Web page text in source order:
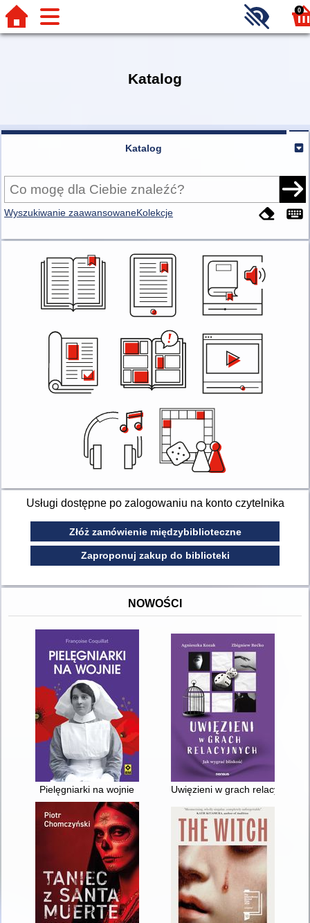
0
Katalog
Katalog
Wyszukiwanie zaawansowaneKolekcje
Usługi dostępne po zalogowaniu na konto czytelnika
Złóż zamówienie międzybiblioteczne
Zaproponuj zakup do biblioteki
NOWOŚCI
Pielęgniarki na wojnie Uwięzieni w grach relacyjnych